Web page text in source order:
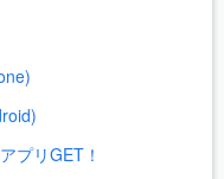
プリGET！